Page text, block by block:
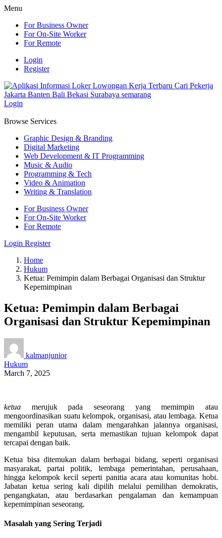
Menu
For Business Owner
For On-Site Worker
For Remote
Login
Register
Login
Browse Services
Graphic Design & Branding
Digital Marketing
Web Development & IT Programming
Music & Audio
Programming & Tech
Video & Animation
Writing & Translation
For Business Owner
For On-Site Worker
For Remote
Login Register
Home
Hukum
Ketua: Pemimpin dalam Berbagai Organisasi dan Struktur
Kepemimpinan
Ketua: Pemimpin dalam Berbagai
Organisasi dan Struktur Kepemimpinan
kalmanjunior
Hukum
March 7, 2025
ketua merujuk pada seseorang yang memimpin atau
mengoordinasikan suatu kelompok, organisasi, atau lembaga. Ketua
memiliki peran utama dalam mengarahkan jalannya organisasi,
mengambil keputusan, serta memastikan tujuan kelompok dapat
tercapai dengan baik.
Ketua bisa ditemukan dalam berbagai bidang, seperti organisasi
masyarakat, partai politik, lembaga pemerintahan, perusahaan,
hingga kelompok kecil seperti panitia acara atau komunitas hobi.
Jabatan ketua sering kali dipilih melalui pemilihan demokratis,
pengangkatan, atau berdasarkan pengalaman dan kemampuan
kepemimpinan seseorang.
Masalah yang Sering Terjadi